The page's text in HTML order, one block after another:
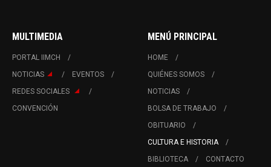
MULTIMEDIA
PORTAL IIMCH
NOTICIAS
EVENTOS
REDES SOCIALES
CONVENCIÓN
MENÚ PRINCIPAL
HOME
QUIÉNES SOMOS
NOTICIAS
BOLSA DE TRABAJO
OBITUARIO
CULTURA E HISTORIA
BIBLIOTECA
CONTACTO